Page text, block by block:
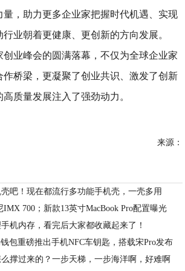
量，助力更多企业家把握时代机遇、实现
业朝着更健康、更创新的方向发展。
创业峰会的圆满落幕，不仅为全球企业家
作桥梁，更凝聚了创业共识、激发了创新
质量发展注入了强劲动力。
来源：
吧！现在都流行多功能手机壳，一壳多用
IMX 700；新款13英寸MacBook Pro配置曝光
机内存，看完后大家都收藏起来了！
包重磅推出手机NFC车钥匙，搭载宋Pro发布
撑过来的？一步天梯，一步海洋啊，好难啊